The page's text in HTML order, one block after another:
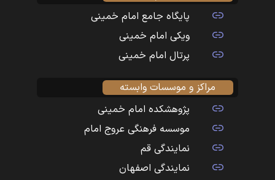
پایگاه جامع امام خمینی
ویکی امام خمینی
پرتال امام خمینی
مراکز و موسسات وابسته
پژوهشکده امام خمینی
موسسه فرهنگی عروج امام
نمایندگی قم
نمایندگی اصفهان